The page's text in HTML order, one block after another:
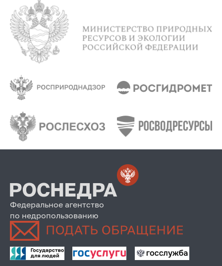
Федеральное агентство
по недропользованию